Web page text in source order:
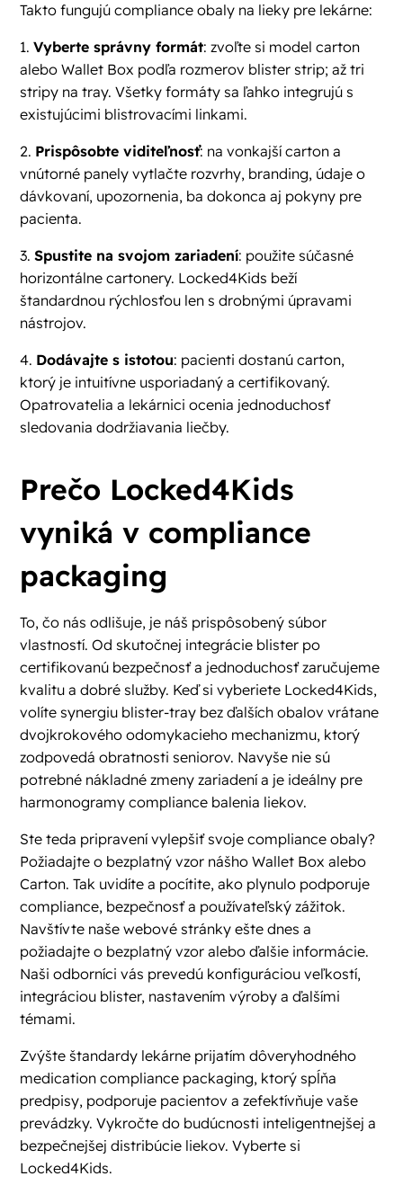
Takto fungujú compliance obaly na lieky pre lekárne:
1.Vyberte správny formát: zvoľte si model carton
alebo Wallet Box podľa rozmerov blister strip; až tri
stripy na tray. Všetky formáty sa ľahko integrujú s
existujúcimi blistrovacími linkami.
2. Prispôsobte viditeľnosť: na vonkajší carton a
vnútorné panely vytlačte rozvrhy, branding, údaje o
dávkovaní, upozornenia, ba dokonca aj pokyny pre
pacienta.
3.Spustite na svojom zariadení: použite súčasné
horizontálne cartonery. Locked4Kids beží
štandardnou rýchlosťou len s drobnými úpravami
nástrojov.
4. Dodávajte s istotou: pacienti dostanú carton,
ktorý je intuitívne usporiadaný a certifikovaný.
Opatrovatelia a lekárnici ocenia jednoduchosť
sledovania dodržiavania liečby.
Prečo Locked4Kids
vyniká v compliance
packaging
To, čo nás odlišuje, je náš prispôsobený súbor
vlastností. Od skutočnej integrácie blister po
certifikovanú bezpečnosť a jednoduchosť zaručujeme
kvalitu a dobré služby. Keď si vyberiete Locked4Kids,
volíte synergiu blister-tray bez ďalších obalov vrátane
dvojkrokového odomykacieho mechanizmu, ktorý
zodpovedá obratnosti seniorov. Navyše nie sú
potrebné nákladné zmeny zariadení a je ideálny pre
harmonogramy compliance balenia liekov.
Ste teda pripravení vylepšiť svoje compliance obaly?
Požiadajte o bezplatný vzor nášho Wallet Box alebo
Carton. Tak uvidíte a pocítite, ako plynulo podporuje
compliance, bezpečnosť a používateľský zážitok.
Navštívte naše webové stránky ešte dnes a
požiadajte o bezplatný vzor alebo ďalšie informácie.
Naši odborníci vás prevedú konfiguráciou veľkostí,
integráciou blister, nastavením výroby a ďalšími
témami.
Zvýšte štandardy lekárne prijatím dôveryhodného
medication compliance packaging, ktorý spĺňa
predpisy, podporuje pacientov a zefektívňuje vaše
prevádzky. Vykročte do budúcnosti inteligentnejšej a
bezpečnejšej distribúcie liekov. Vyberte si
Locked4Kids.